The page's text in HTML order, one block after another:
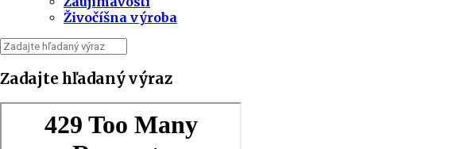
Živočíšna výroba
Zadajte hľadaný výraz